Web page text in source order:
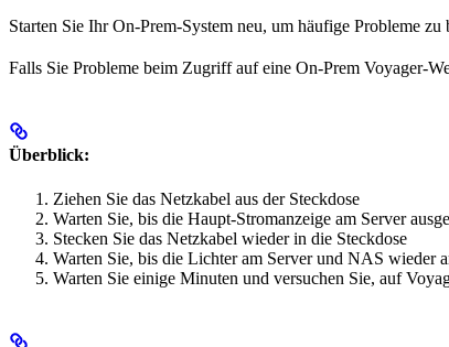
Starten Sie Ihr On-Prem-System neu, um häufige Probleme zu
Falls Sie Probleme beim Zugriff auf eine On-Prem Voyager-
Überblick:
Ziehen Sie das Netzkabel aus der Steckdose
Warten Sie, bis die Haupt-Stromanzeige am Server
Stecken Sie das Netzkabel wieder in die Steckdose
Warten Sie, bis die Lichter am Server und NAS wieder
Warten Sie einige Minuten und versuchen Sie, auf